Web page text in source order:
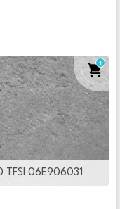
TFSI 06E906031